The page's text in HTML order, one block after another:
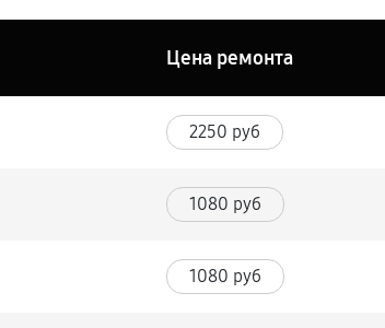
Цена ремонта
2250 руб
1080 руб
1080 руб